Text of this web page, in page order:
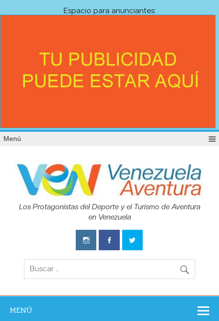
Espacio para anunciantes:
Menú
Venezuela
Experience
Los Protagonistas del Deporte y el Turismo de Aventura
en Venezuela
MENÚ